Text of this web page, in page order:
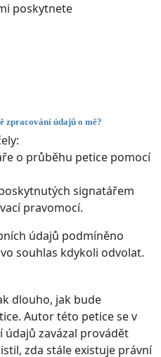
poskytnete
zpracování údajů o mě?
o průběhu petice pomocí
signatářem
pravomocí.
údajů podmíněno
souhlas kdykoli odvolat.
dlouho, jak bude
Autor této petice se v
údajů zavázal provádět
zda stále existuje právní